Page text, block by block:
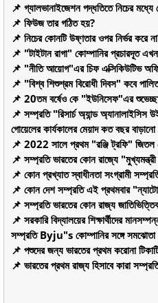
📌 গ্যালভানাইজেশন পদ্ধতিতে নিচের
📌 ফিউজ তার গঠিত হয়?
📌 নিচের কোনটি উষ্ণতার ওপর নির্ভর করে
📌 "টাইটান রাগা" কোম্পানির প্রচারদূত
📌 "নীতি আয়োগ"এর চিফ এক্সিকিউটিভ
📌 "বিশ্ব শিশুশ্রম বিরোধী দিবস" কবে
📌 20তম বর্ষেও কে "ইউনিসেফ"এর
📌 সম্প্রতি "রিসার্চ অ্যান্ড অ্যানালাইসিস
গোয়েলের কার্যকালের মেয়াদ কত বছর
📌 2022 সালে প্রথম "রঞ্জি ট্রফি"
📌 সম্প্রতি ভারতের কোন রাজ্যে
📌 কোন প্রখ্যাত স্বাধীনতা সংগ্রামী
📌 কোন দেশ সম্প্রতি এই প্রথমবার
📌 সম্প্রতি ভারতের কোন রাজ্য
📌 সরকারি বিদ্যালয়ের শিক্ষার্থীদের
সম্প্রতি Byju"s কোম্পানির সঙ্গে সমঝোতা
📌 পশুদের জন্য ভারতের প্রথম করোনা
📌 ভারতের প্রথম রাজ্য হিসাবে কারা